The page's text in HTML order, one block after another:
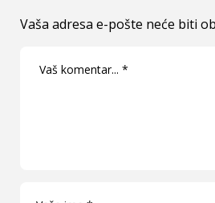
Vaša adresa e-pošte neće biti